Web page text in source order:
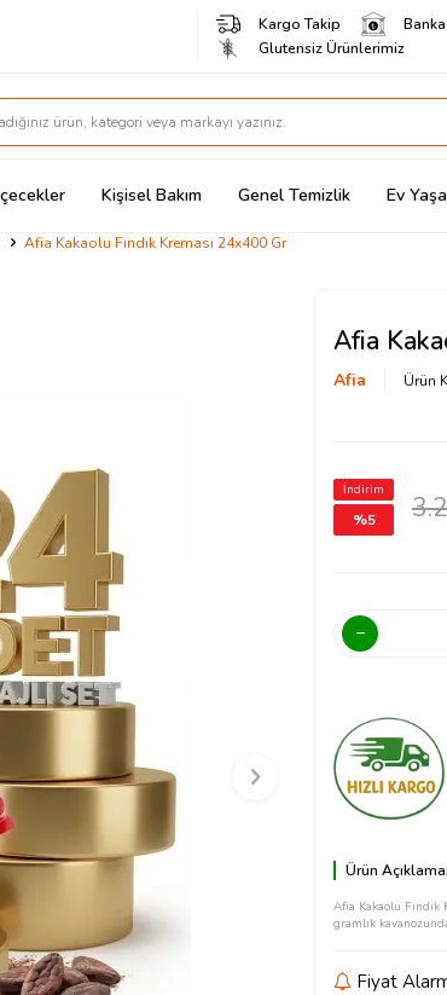
Kargo Takip
Glutensiz Ürünlerimiz
Kişisel Bakım Genel Temizlik Ev
Afia Kakaolu Fındık Kreması 24x400 Gr
Afia
Afia Ürün
İndirim
%5
Ürün
Afia Kakaolu
gramlık
Fiyat